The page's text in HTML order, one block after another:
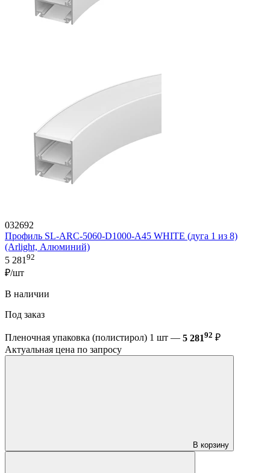
032692
Профиль SL-ARC-5060-D1000-A45 WHITE (дуга 1 из 8)
(Arlight, Алюминий)
5 28192
₽/шт
В наличии
Под заказ
Пленочная упаковка (полистирол) 1 шт — 5 28192 ₽
Актуальная цена по запросу
В корзину